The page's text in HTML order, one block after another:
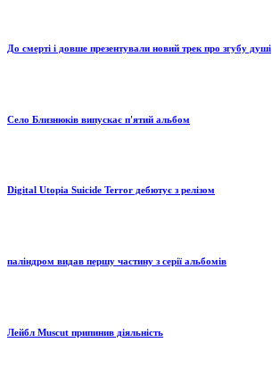
До смерті і довше презентували новий трек про згубу душі
Село Близнюків випускає п'ятий альбом
Digital Utopia Suicide Terror дебютує з релізом
паліндром видав першу частину з серії альбомів
Лейбл Muscut припинив діяльність